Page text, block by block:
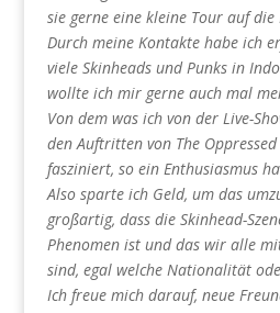
sie gerne eine kleine Tour auf
Durch meine Kontakte habe ich
viele Skinheads und Punks in
wollte ich mir gerne auch mal
Von dem was ich von der Live-
den Auftritten von The
fasziniert, so ein Enthusiasmus
Also sparte ich Geld, um das
großartig, dass die Skinhead-
Phenomen ist und das wir alle
sind, egal welche Nationalität
Ich freue mich darauf, neue